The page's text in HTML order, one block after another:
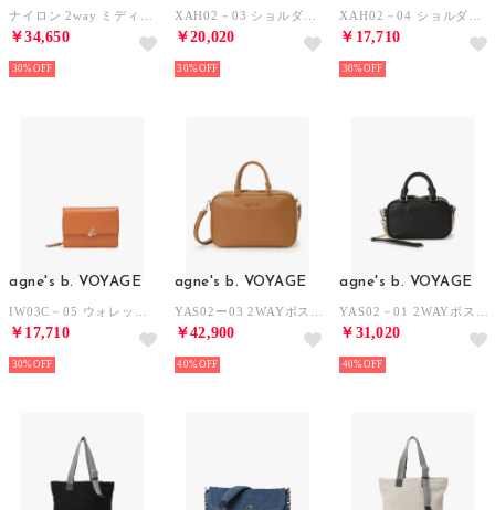
￥34,650
30%
￥20,020
30%
￥17,710
30%
agne's b. VOYAGE
￥17,710
30%
agne's b. VOYAGE
￥42,900
40%
agne's b. VOYAGE
￥31,020
40%